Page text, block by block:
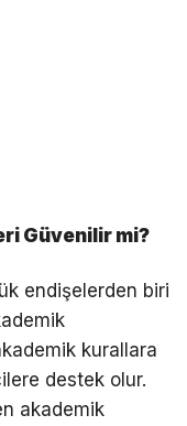
Güvenilir mi?
endişelerden biri
kurallara
destek olur.
akademik